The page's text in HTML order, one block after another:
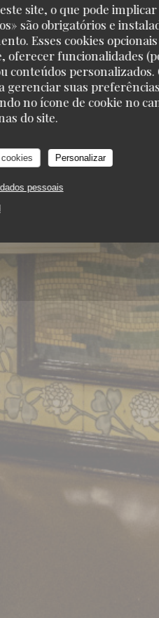
site, o que pode implicar
são obrigatórios e
Esses cookies
oferecer funcionalidades
conteúdos personalizados.
suas
no ícone de cookie no
do site.
Personalizar
pessoais75006 PARIS